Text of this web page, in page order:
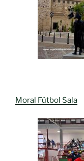
Moral Fútbol Sala